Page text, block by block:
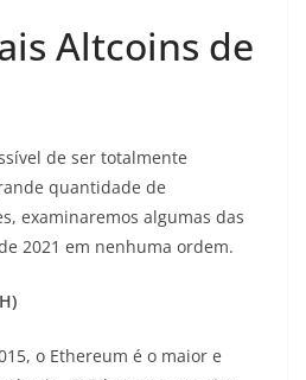
Altcoins de
de ser totalmente
quantidade de
examinaremos algumas das
2021 em nenhuma ordem.
o Ethereum é o maior e